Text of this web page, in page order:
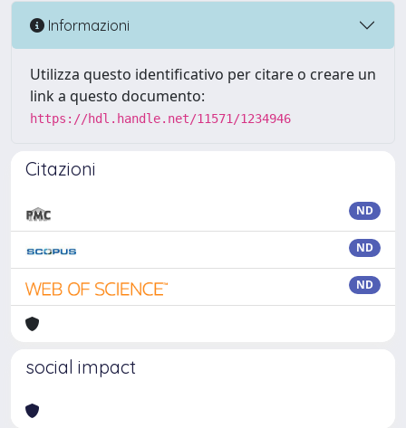
Informazioni
Utilizza questo identificativo per citare o creare un
link a questo documento:
https://hdl.handle.net/11571/1234946
Citazioni
ND
ND
ND
social impact